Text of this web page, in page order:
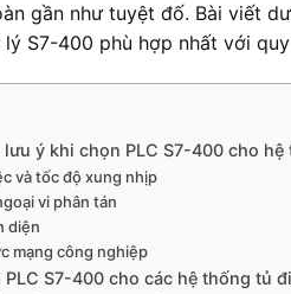
gần như tuyệt đố. Bài viết
S7-400 phù hợp nhất với
ý khi chọn PLC S7-400 cho hệ
và tốc độ xung nhịp
vi phân tán
diện
mạng công nghiệp
S7-400 cho các hệ thống tủ